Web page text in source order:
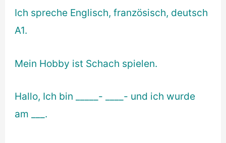
Ich spreche Englisch, französisch, deutsch
A1.
Mein Hobby ist Schach spielen.
Hallo, Ich bin _____- ____- und ich wurde
am ___.